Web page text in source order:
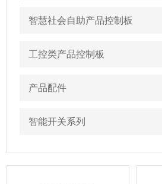
智慧社会自助产品控制板
工控类产品控制板
产品配件
智能开关系列